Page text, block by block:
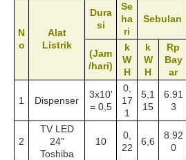
N
o
Alat
Listrik
Dura
si
Se
ha
ri
Sebulan
(Jam
/hari)
k
W
H
k
W
H
Rp
Bay
ar
1 Dispenser
3x10'
= 0,5
0,
17
1
5,1
15
6.91
3
2
TV LED
24"
Toshiba
10
0,
22
6,6
8.92
0